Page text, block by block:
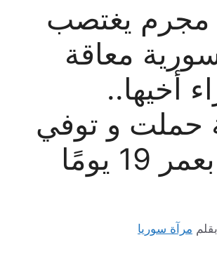
| مجرم يغتصب
معاقة
أخيها..
حملت و توفي
طفلها بعمر 19 يومًا
بقلم مرآة سوريا